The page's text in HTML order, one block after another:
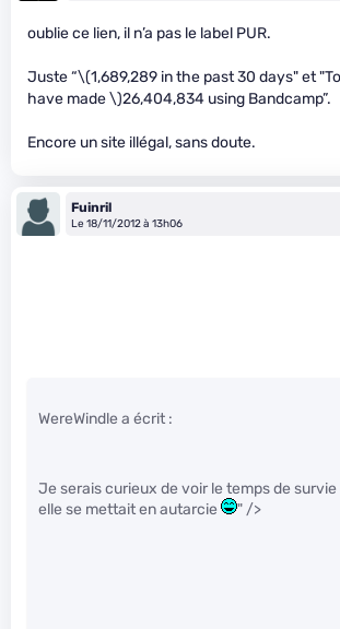
oublie ce lien, il n’a pas le label PUR.
Juste “\(1,689,289 in the past 30 days" et
have made \)26,404,834 using Bandcamp”.
Encore un site illégal, sans doute.
Fuinril
Le 18/11/2012 à 13h06
WereWindle a écrit :
Je serais curieux de voir le temps de survie
elle se mettait en autarcie
" />